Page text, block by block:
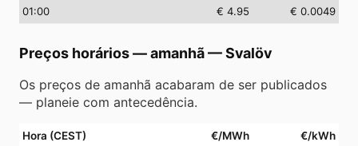
01:00 € 4.95 € 0.0049
Preços horários — amanhã—Svalöv
Os preços de amanhã acabaram de ser publicados
— planeie com antecedência.
Hora (CEST) €/MWh €/kWh